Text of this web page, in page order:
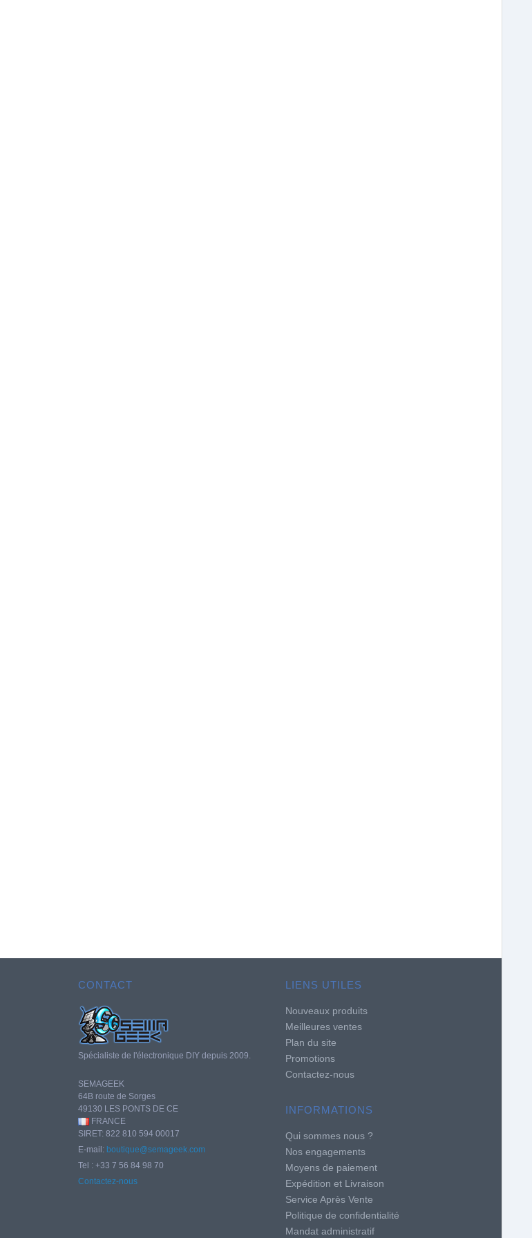
CONTACT
Spécialiste de l'électronique DIY depuis 2009.
SEMAGEEK
64B route de Sorges
49130 LES PONTS DE CE
FRANCE
SIRET: 822 810 594 00017
E-mail: boutique@semageek.com
Tel : +33 7 56 84 98 70
Contactez-nous
LIENS UTILES
Nouveaux produits
Meilleures ventes
Plan du site
Promotions
Contactez-nous
INFORMATIONS
Qui sommes nous ?
Nos engagements
Moyens de paiement
Expédition et Livraison
Service Après Vente
Politique de confidentialité
Mandat administratif